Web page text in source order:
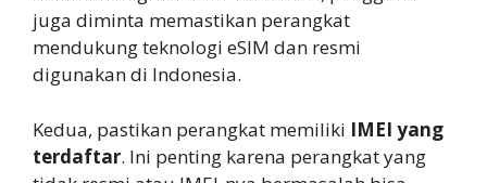
juga diminta memastikan perangkat
mendukung teknologi eSIM dan resmi
digunakan di Indonesia.
Kedua, pastikan perangkat memiliki IMEI yang
terdaftar. Ini penting karena perangkat yang